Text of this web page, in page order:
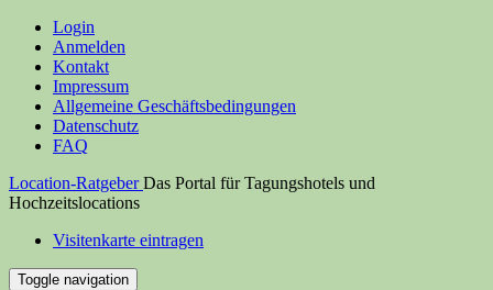
Login
Anmelden
Kontakt
Impressum
Allgemeine Geschäftsbedingungen
Datenschutz
FAQ
Location-Ratgeber Das Portal für Tagungshotels und
Hochzeitslocations
Visitenkarte eintragen
Toggle navigation